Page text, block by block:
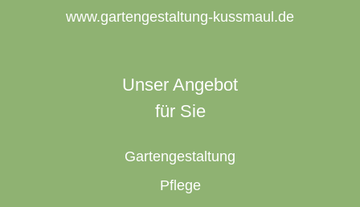
www.gartengestaltung-kussmaul.de
Unser Angebot
für Sie
Gartengestaltung
Pflege